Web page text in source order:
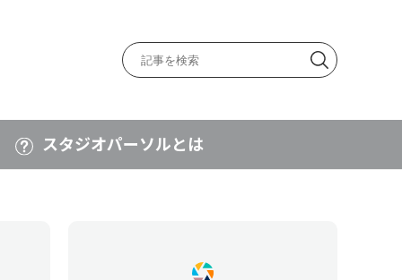
スタジオパーソルとは